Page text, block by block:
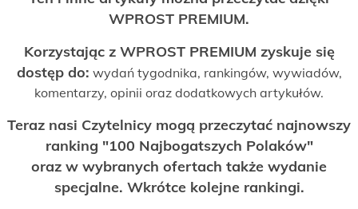
WPROST PREMIUM.
Korzystając z WPROST PREMIUM zyskuje się
dostęp do: wydań tygodnika, rankingów, wywiadów,
komentarzy, opinii oraz dodatkowych artykułów.
Teraz nasi Czytelnicy mogą przeczytać najnowszy
ranking "100 Najbogatszych Polaków"
oraz w wybranych ofertach także wydanie
specjalne. Wkrótce kolejne rankingi.